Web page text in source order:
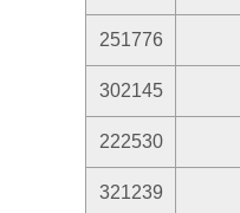
251776
302145
222530
321239